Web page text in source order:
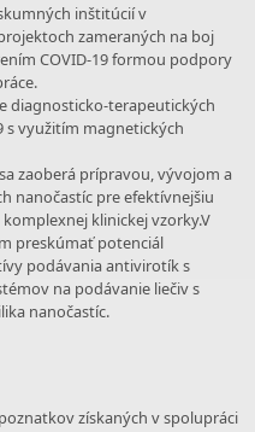
inštitúcií v
zameraných na boj
COVID-19 formou podpory
diagnosticko-terapeutických
s využitím magnetických
zaoberá prípravou, vývojom a
nanočastíc pre efektívnejšiu
klinickej vzorky.V
preskúmať potenciál
podávania antivirotík s
na podávanie liečiv s
nanočastíc.
získaných v spolupráci